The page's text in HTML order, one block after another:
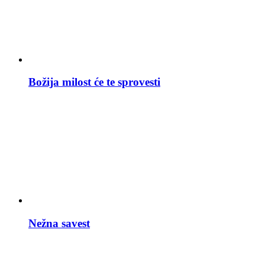
Božija milost će te sprovesti
Nežna savest